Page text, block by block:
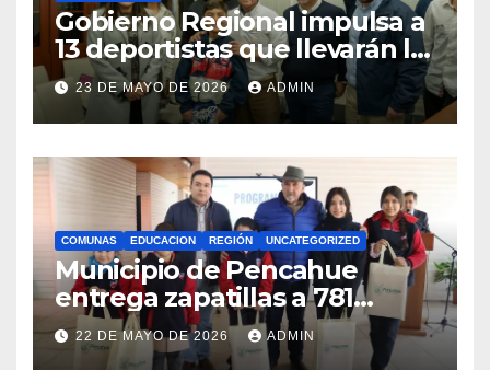
Gobierno Regional impulsa a
13 deportistas que llevarán la
bandera maulina a
competencias
internacionales
23 DE MAYO DE 2026 ADMIN
COMUNAS EDUCACION REGIÓN UNCATEGORIZED
Municipio de Pencahue
entrega zapatillas a 781
estudiantes con recursos del
Royalty Minero
22 DE MAYO DE 2026 ADMIN